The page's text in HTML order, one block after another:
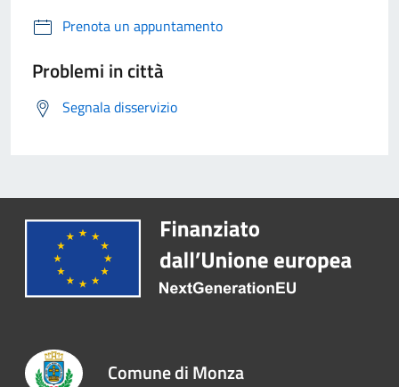
Prenota un appuntamento
Problemi in città
Segnala disservizio
Comune di Monza